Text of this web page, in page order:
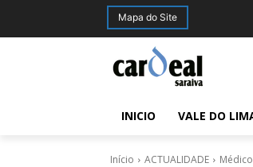
Mapa do Site
INICIO VALE DO
Início ACTUALIDADE